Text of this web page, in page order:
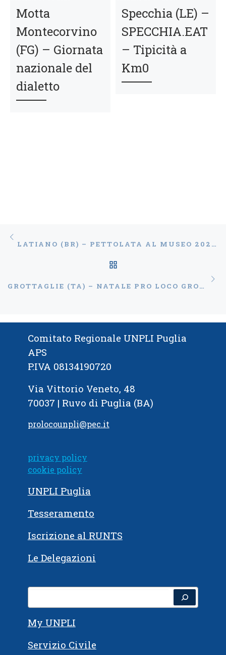
Motta
Montecorvino
(FG) – Giornata
nazionale del
dialetto
Specchia (LE) –
SPECCHIA.EAT
– Tipicità a
Km0
Navigazione articoli
Articolo precedente LATIANO (BR) – PETTOLATA AL MUSEO 2022 – XXVI EDIZIONE
GROTTAGLIE (TA) – NATALE PRO LOCO GROTTAGLIE 2022 TRA PASSEGGIATE DIGESTIVE, PRESEPI E DONAZIONI
Comitato Regionale UNPLI Puglia
APS
P.IVA 08134190720
Via Vittorio Veneto, 48
70037 | Ruvo di Puglia (BA)
prolocounpli@pec.it
privacy policy
cookie policy
UNPLI Puglia
Tesseramento
Iscrizione al RUNTS
Le Delegazioni
My UNPLI
Servizio Civile